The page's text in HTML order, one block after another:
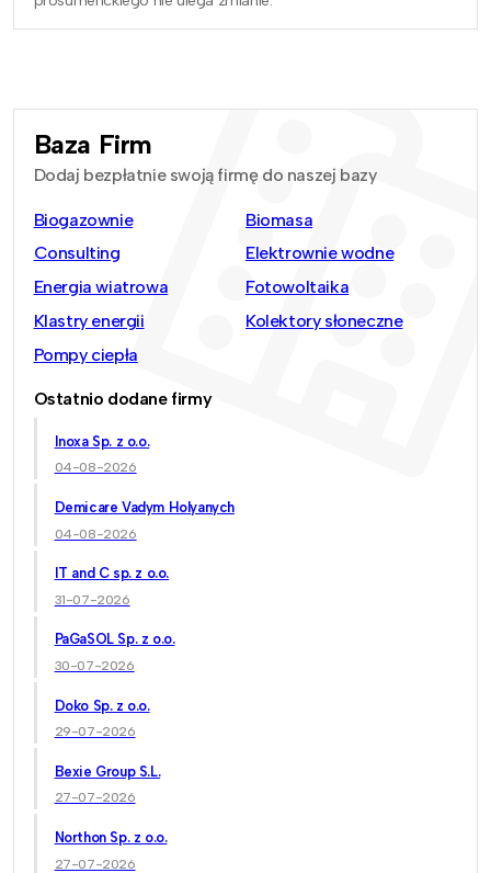
Baza Firm
Dodaj bezpłatnie swoją firmę do naszej bazy
Biogazownie
Biomasa
Consulting
Elektrownie wodne
Energia wiatrowa
Fotowoltaika
Klastry energii
Kolektory słoneczne
Pompy ciepła
Ostatnio dodane firmy
Inoxa Sp. z o.o.
04-08-2026
Demicare Vadym Holyanych
04-08-2026
IT and C sp. z o.o.
31-07-2026
PaGaSOL Sp. z o.o.
30-07-2026
Doko Sp. z o.o.
29-07-2026
Bexie Group S.L.
27-07-2026
Northon Sp. z o.o.
27-07-2026